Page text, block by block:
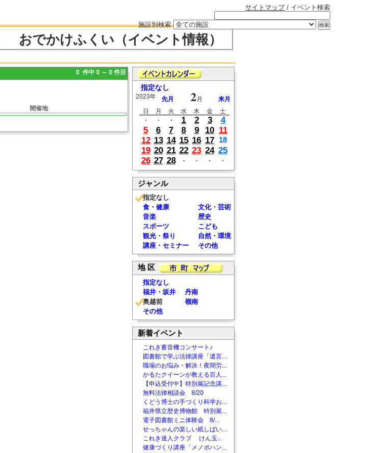
サイトマップ/ イベント検索
施設別検索
おでかけふくい（イベント情報）
0 件中 0 ～ 0 件目
開催地
指定なし
2023年 先月 2月
来月
日
月 火 水 木 金
土
・
・ ・ 1 2 3
4
5
6 7 8 9 10 11
12 13 14 15 16 17 18
19 20 21 22 23 24 25
26 27 28 ・ ・ ・ ・
ジャンル
指定なし
食・健康
文化・芸術
音楽
歴史
スポーツ
こども
観光・祭り
自然・環境
講座・セミナー
その他
地 区
指定なし
福井・坂井
丹南
奥越前
嶺南
その他
新着イベント
これき蓄音機コンサート♪
図書館で学ぶ法律講座「遺言...
職場のお悩み・解決！夜間労...
かるたクイーンが教える百人...
【申込受付中】特別展記念講...
無料法律相談会 8/20
くどう博士の手づくり科学お...
福井県立歴史博物館 特別展...
電子図書館ミニ体験会 8/...
せっちゃんの楽しい紙しばい...
これき達人クラブ けん玉...
健康づくり講座「メノポハン...